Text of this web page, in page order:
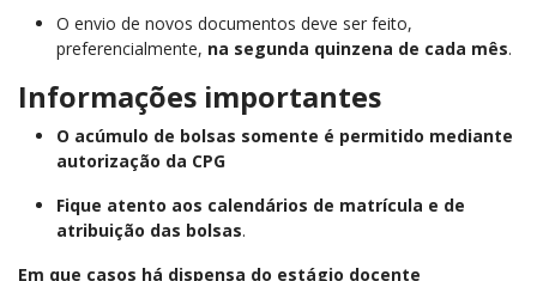
O envio de novos documentos deve ser feito,
preferencialmente, na segunda quinzena de cada mês.
Informações importantes
O acúmulo de bolsas somente é permitido mediante
autorização da CPG
Fique atento aos calendários de matrícula e de
atribuição das bolsas.
Em que casos há dispensa do estágio docente